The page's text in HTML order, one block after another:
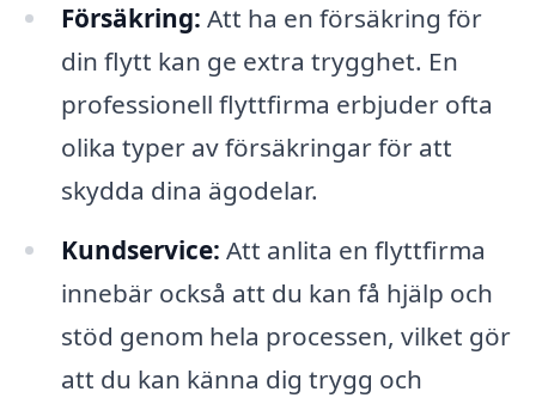
Försäkring: Att ha en försäkring för
din flytt kan ge extra trygghet. En
professionell flyttfirma erbjuder ofta
olika typer av försäkringar för att
skydda dina ägodelar.
Kundservice: Att anlita en flyttfirma
innebär också att du kan få hjälp och
stöd genom hela processen, vilket gör
att du kan känna dig trygg och